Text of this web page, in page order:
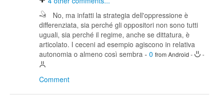
No, ma infatti la strategia dell'oppressione è
differenziata, sia perché gli oppositori non sono tutti
uguali, sia perché il regime, anche se dittatura, è
articolato. I ceceni ad esempio agiscono in relativa
autonomia o almeno così sembra - 0 from Android - -
Comment